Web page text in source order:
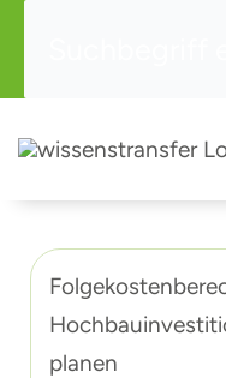
springen
planen